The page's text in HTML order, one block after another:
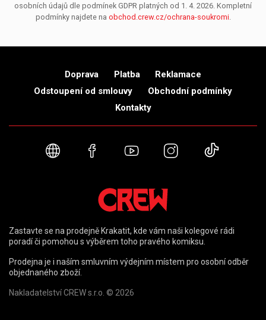
osobních údajů dle podmínek GDPR platných od 1. 4. 2026. Kompletní
podmínky najdete na obchod.crew.cz/ochrana-soukromi.
Doprava Platba
Reklamace
Odstoupení od smlouvy
Obchodní podmínky
Kontakty
Webové stránky
FacebookYouTubeInstagram
Zastavte se na prodejně Krakatit, kde vám naši kolegové rádi
poradí či pomohou s výběrem toho pravého komiksu.
Prodejna je i naším smluvním výdejním místem pro osobní odběr
objednaného zboží.
Nakladatelství CREW s.r.o. © 2026